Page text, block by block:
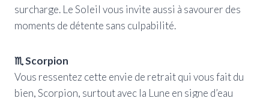
surcharge. Le Soleil vous invite aussi à savourer des
moments de détente sans culpabilité.
♏ Scorpion
Vous ressentez cette envie de retrait qui vous fait du
bien, Scorpion, surtout avec la Lune en signe d’eau